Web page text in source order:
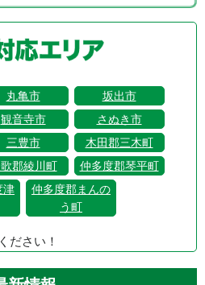
丸亀市
坂出市
観音寺市
さぬき市
三豊市
木田郡三木町
郡綾川町
仲多度郡琴平町
津
仲多度郡まんの
う町
ださい！